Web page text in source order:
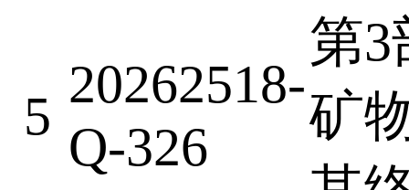
5
20262518-
Q-326
第3
矿